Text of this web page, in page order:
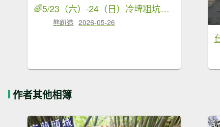
🌈5/23（六）-24（日）冷埤粗坑山×羅馬縱走FB：熊熊趴爬走(富裕登山社)🌈
熊趴造 2026-05-26
作者其他相簿